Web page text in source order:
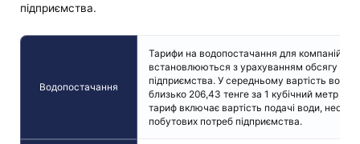
підприємства.
Водопостачання
Тарифи на водопостачання для компаній у
встановлюються з урахуванням обсягу
підприємства. У середньому вартість
близько 206,43 тенге за 1 кубічний метр
тариф включає вартість подачі води,
побутових потреб підприємства.